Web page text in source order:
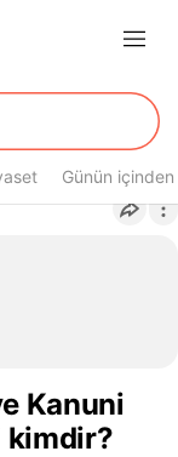
Günün içinden
Kanuni
kimdir?